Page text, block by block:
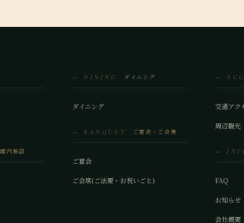
館内施設
— DINING ダイニング
ダイニング
— BANQUET ご宴会・ご会席
ご宴会
ご会席(ご法要・お祝いごと)
—
交通アク
周辺観光
—
FAQ
お知らせ
会社概要